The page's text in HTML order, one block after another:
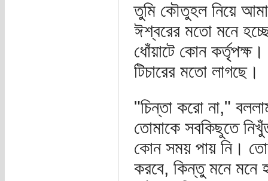
তুমি কৌতুহল নিয়ে
ঈশ্বরের মতো মনে
ধোঁয়াটে কোন
টিচারের মতো লাগছে।
"চিন্তা করো না,"
তোমাকে সবকিছুতে
কোন সময় পায় নি।
করবে, কিন্তু মনে মনে